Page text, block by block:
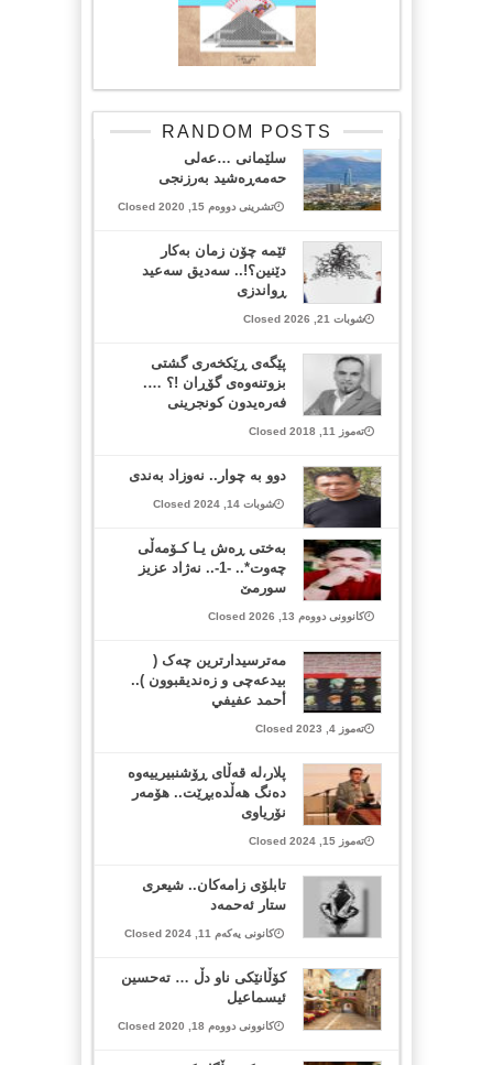
RANDOM POSTS
سلێمانی …عەلی
حەمەڕەشید بەرزنجی
تشرینی دووەم 15, 2020 Closed
ئێمە چۆن زمان بەكار
دێنین؟!.. سەدیق سەعید
ڕواندزی
شوبات 21, 2026 Closed
پێگەی ڕێکخەری گشتی
بزوتنەوەی گۆڕان !؟ ….
فەرەیدون کونجرینی
تەموز 11, 2018 Closed
دوو بە چوار.. نەوزاد بەندی
شوبات 14, 2024 Closed
به‌ختی ڕه‌ش یـا كـۆمه‌ڵی
چه‌وت*.. -1-.. نه‌ژاد عزیز
سورمێ
کانوونی دووەم 13, 2026 Closed
مەترسیدارترین چەک (
بیدعەچی و زەندیقبوون )..
أحمد عفیفي
تەموز 4, 2023 Closed
پلار،لە قەڵای ڕۆشنبیرییەوە
دەنگ هەڵدەبڕێت.. هۆمەر
نۆریاوی
تەموز 15, 2024 Closed
تابلۆی زامه‌كان.. شیعری
ستار ئه‌حمه‌د
کانونی یەکەم 11, 2024 Closed
کۆڵانێکی ناو دڵ … تەحسین
ئیسماعیل
کانوونی دووەم 18, 2020 Closed